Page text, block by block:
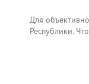
Для
Республики.